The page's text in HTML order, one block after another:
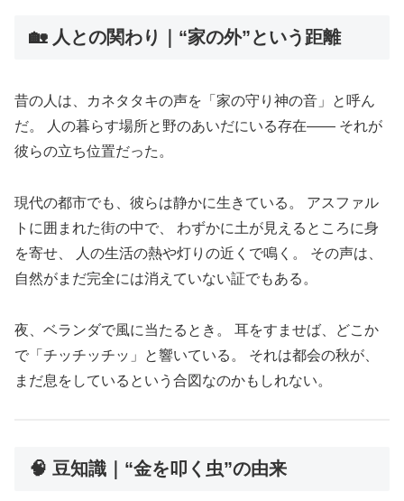
🏡 人との関わり｜“家の外”という距離
昔の人は、カネタタキの声を「家の守り神の音」と呼ん
だ。 人の暮らす場所と野のあいだにいる存在―― それが
彼らの立ち位置だった。
現代の都市でも、彼らは静かに生きている。 アスファル
トに囲まれた街の中で、 わずかに土が見えるところに身
を寄せ、 人の生活の熱や灯りの近くで鳴く。 その声は、
自然がまだ完全には消えていない証でもある。
夜、ベランダで風に当たるとき。 耳をすませば、どこか
で「チッチッチッ」と響いている。 それは都会の秋が、
まだ息をしているという合図なのかもしれない。
🧠 豆知識｜“金を叩く虫”の由来